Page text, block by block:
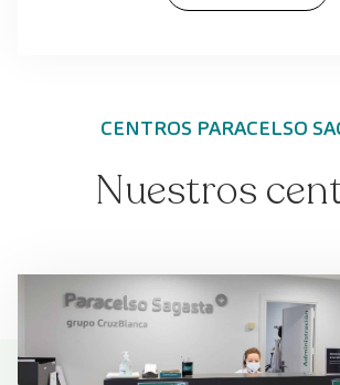
CENTROS PARACELSO
Nuestros